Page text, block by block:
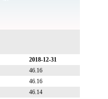
2018-12-31
46.16
46.16
46.14